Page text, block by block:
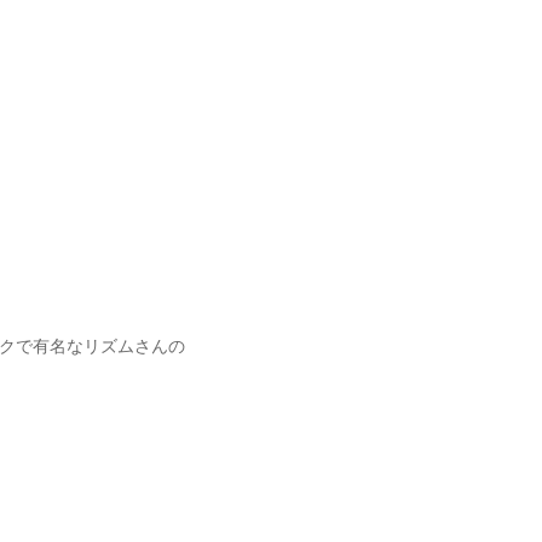
で有名なリズムさんの